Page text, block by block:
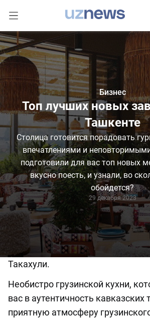
Бизнес
Топ лучших новых
Ташкенте
Столица готовится порадовать
впечатлениями и
подготовили для вас топ новых
вкусно поесть, и узнали, во
обойдется?
29 декабря 2023
Такахули.
Необистро грузинской кухни,
вас в аутентичность кавказских
приятную атмосферу